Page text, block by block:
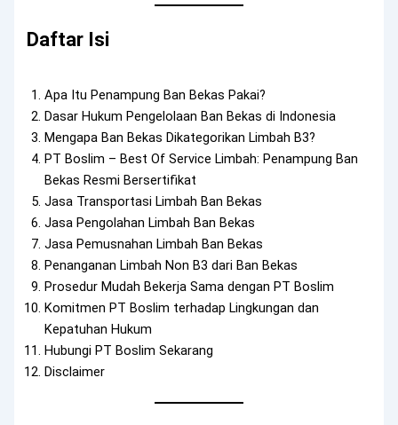
Daftar Isi
Apa Itu Penampung Ban Bekas Pakai?
Dasar Hukum Pengelolaan Ban Bekas di Indonesia
Mengapa Ban Bekas Dikategorikan Limbah B3?
PT Boslim – Best Of Service Limbah: Penampung Ban
Bekas Resmi Bersertifikat
Jasa Transportasi Limbah Ban Bekas
Jasa Pengolahan Limbah Ban Bekas
Jasa Pemusnahan Limbah Ban Bekas
Penanganan Limbah Non B3 dari Ban Bekas
Prosedur Mudah Bekerja Sama dengan PT Boslim
Komitmen PT Boslim terhadap Lingkungan dan
Kepatuhan Hukum
Hubungi PT Boslim Sekarang
Disclaimer